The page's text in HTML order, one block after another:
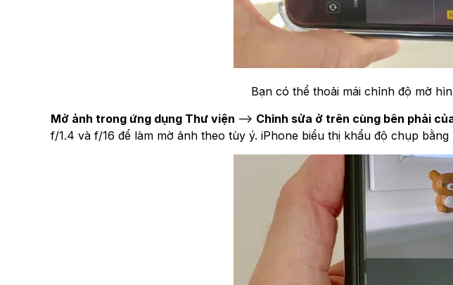
Bạn có thể thoải mái chỉnh độ mờ
Mở ảnh trong ứng dụng Thư viện --> Chỉnh sửa ở trên cùng bên phải
f/1.4 và f/16 để làm mờ ảnh theo tùy ý. iPhone biểu thị khẩu độ chụp